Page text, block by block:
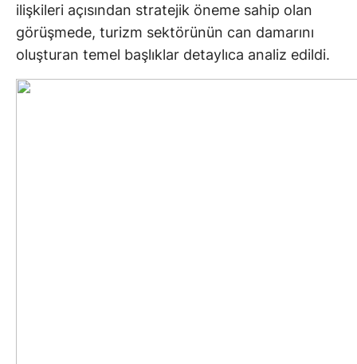
ilişkileri açısından stratejik öneme sahip olan
görüşmede, turizm sektörünün can damarını
oluşturan temel başlıklar detaylıca analiz edildi.